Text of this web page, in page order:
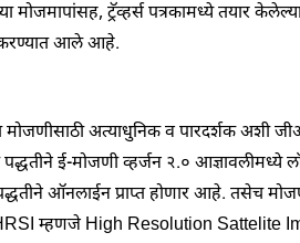
मोजमापांसह, ट्रॅव्हर्सपत्रकामध्ये तयार
करण्यात आले आहे.
मोजणीसाठी अत्याधुनिक व पारदर्शक
पद्धतीने ई-मोजणी व्हर्जन २.०
ऑनलाईन प्राप्त होणार आहे. तसेच
HRSI म्हणजे High Resolution